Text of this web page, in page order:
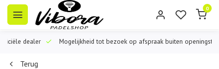
0
dealer Mogelijkheid tot bezoek op afspraak buiten openingstijden
Terug